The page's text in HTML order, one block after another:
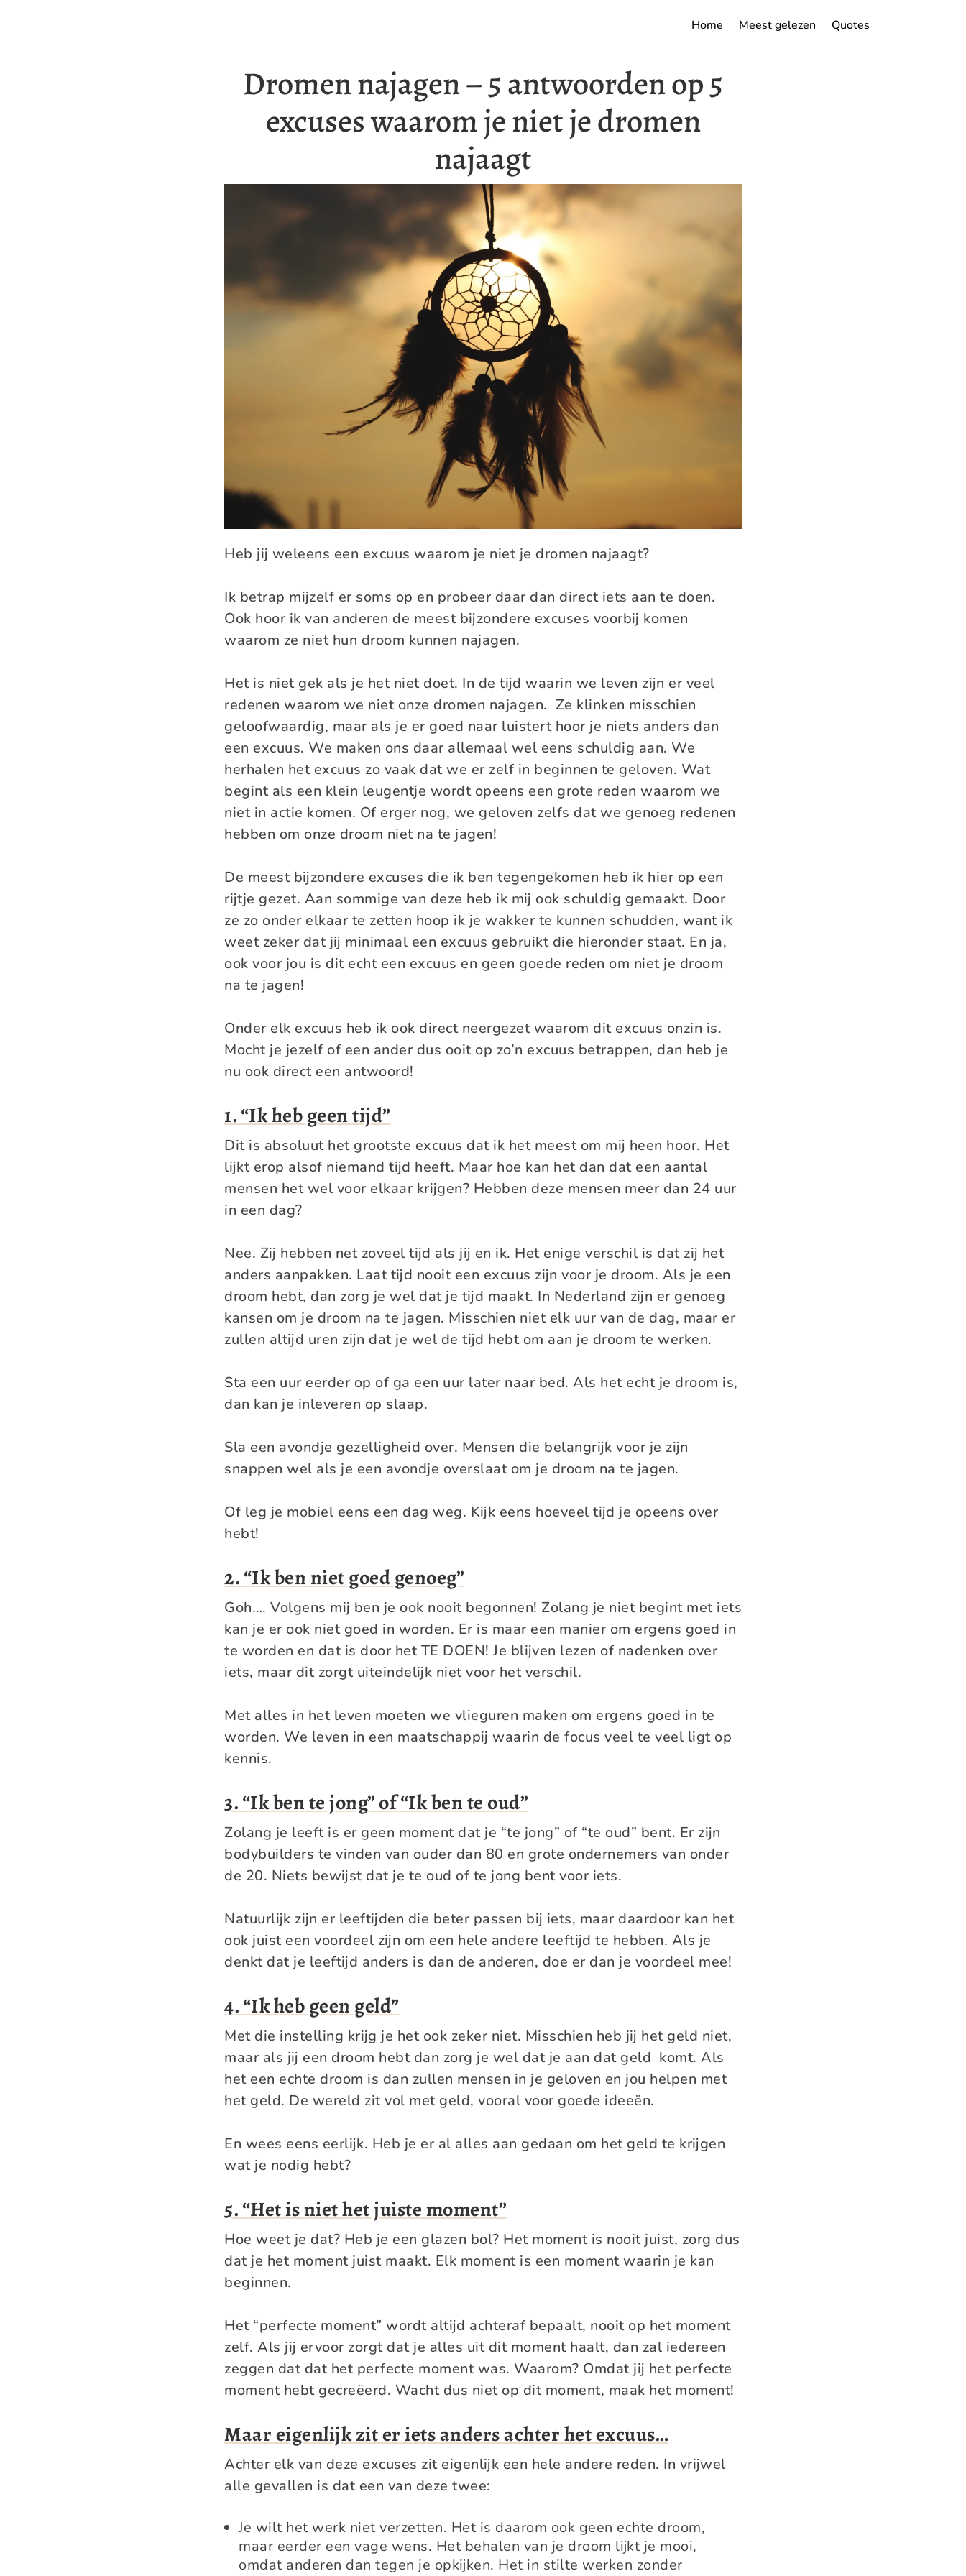
Home Meest gelezen Quotes
Dromen najagen – 5 antwoorden op 5
excuses waarom je niet je dromen
najaagt
Heb jij weleens een excuus waarom je niet je dromen najaagt?
Ik betrap mijzelf er soms op en probeer daar dan direct iets aan te doen.
Ook hoor ik van anderen de meest bijzondere excuses voorbij komen
waarom ze niet hun droom kunnen najagen.
Het is niet gek als je het niet doet. In de tijd waarin we leven zijn er veel
redenen waarom we niet onze dromen najagen. Ze klinken misschien
geloofwaardig, maar als je er goed naar luistert hoor je niets anders dan
een excuus. We maken ons daar allemaal wel eens schuldig aan. We
herhalen het excuus zo vaak dat we er zelf in beginnen te geloven. Wat
begint als een klein leugentje wordt opeens een grote reden waarom we
niet in actie komen. Of erger nog, we geloven zelfs dat we genoeg redenen
hebben om onze droom niet na te jagen!
De meest bijzondere excuses die ik ben tegengekomen heb ik hier op een
rijtje gezet. Aan sommige van deze heb ik mij ook schuldig gemaakt. Door
ze zo onder elkaar te zetten hoop ik je wakker te kunnen schudden, want ik
weet zeker dat jij minimaal een excuus gebruikt die hieronder staat. En ja,
ook voor jou is dit echt een excuus en geen goede reden om niet je droom
na te jagen!
Onder elk excuus heb ik ook direct neergezet waarom dit excuus onzin is.
Mocht je jezelf of een ander dus ooit op zo’n excuus betrappen, dan heb je
nu ook direct een antwoord!
1. “Ik heb geen tijd”
Dit is absoluut het grootste excuus dat ik het meest om mij heen hoor. Het
lijkt erop alsof niemand tijd heeft. Maar hoe kan het dan dat een aantal
mensen het wel voor elkaar krijgen? Hebben deze mensen meer dan 24 uur
in een dag?
Nee. Zij hebben net zoveel tijd als jij en ik. Het enige verschil is dat zij het
anders aanpakken. Laat tijd nooit een excuus zijn voor je droom. Als je een
droom hebt, dan zorg je wel dat je tijd maakt. In Nederland zijn er genoeg
kansen om je droom na te jagen. Misschien niet elk uur van de dag, maar er
zullen altijd uren zijn dat je wel de tijd hebt om aan je droom te werken.
Sta een uur eerder op of ga een uur later naar bed. Als het echt je droom is,
dan kan je inleveren op slaap.
Sla een avondje gezelligheid over. Mensen die belangrijk voor je zijn
snappen wel als je een avondje overslaat om je droom na te jagen.
Of leg je mobiel eens een dag weg. Kijk eens hoeveel tijd je opeens over
hebt!
2. “Ik ben niet goed genoeg”
Goh…. Volgens mij ben je ook nooit begonnen! Zolang je niet begint met iets
kan je er ook niet goed in worden. Er is maar een manier om ergens goed in
te worden en dat is door het TE DOEN! Je blijven lezen of nadenken over
iets, maar dit zorgt uiteindelijk niet voor het verschil.
Met alles in het leven moeten we vlieguren maken om ergens goed in te
worden. We leven in een maatschappij waarin de focus veel te veel ligt op
kennis.
3. “Ik ben te jong” of “Ik ben te oud”
Zolang je leeft is er geen moment dat je “te jong” of “te oud” bent. Er zijn
bodybuilders te vinden van ouder dan 80 en grote ondernemers van onder
de 20. Niets bewijst dat je te oud of te jong bent voor iets.
Natuurlijk zijn er leeftijden die beter passen bij iets, maar daardoor kan het
ook juist een voordeel zijn om een hele andere leeftijd te hebben. Als je
denkt dat je leeftijd anders is dan de anderen, doe er dan je voordeel mee!
4. “Ik heb geen geld”
Met die instelling krijg je het ook zeker niet. Misschien heb jij het geld niet,
maar als jij een droom hebt dan zorg je wel dat je aan dat geld komt. Als
het een echte droom is dan zullen mensen in je geloven en jou helpen met
het geld. De wereld zit vol met geld, vooral voor goede ideeën.
En wees eens eerlijk. Heb je er al alles aan gedaan om het geld te krijgen
wat je nodig hebt?
5. “Het is niet het juiste moment”
Hoe weet je dat? Heb je een glazen bol? Het moment is nooit juist, zorg dus
dat je het moment juist maakt. Elk moment is een moment waarin je kan
beginnen.
Het “perfecte moment” wordt altijd achteraf bepaalt, nooit op het moment
zelf. Als jij ervoor zorgt dat je alles uit dit moment haalt, dan zal iedereen
zeggen dat dat het perfecte moment was. Waarom? Omdat jij het perfecte
moment hebt gecreëerd. Wacht dus niet op dit moment, maak het moment!
Maar eigenlijk zit er iets anders achter het excuus…
Achter elk van deze excuses zit eigenlijk een hele andere reden. In vrijwel
alle gevallen is dat een van deze twee:
Je wilt het werk niet verzetten. Het is daarom ook geen echte droom,
maar eerder een vage wens. Het behalen van je droom lijkt je mooi,
omdat anderen dan tegen je opkijken. Het in stilte werken zonder